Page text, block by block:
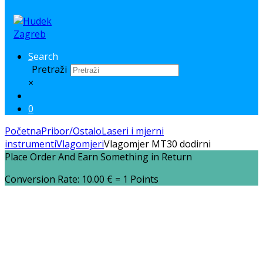
Search
Pretraži
×
0
PočetnaPribor/OstaloLaseri i mjerni
instrumentiVlagomjeriVlagomjer MT30 dodirni
Place Order And Earn Something in Return
Conversion Rate: 10.00 € = 1 Points